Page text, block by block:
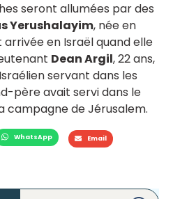
seront allumées par des
Yerushalayim, née en
arrivée en Israël quand elle
Dean Argil, 22 ans,
servant dans les
père avait servi dans le
campagne de Jérusalem.
WhatsApp Email